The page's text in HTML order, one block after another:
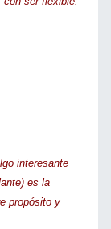
interesante
es la
propósito y